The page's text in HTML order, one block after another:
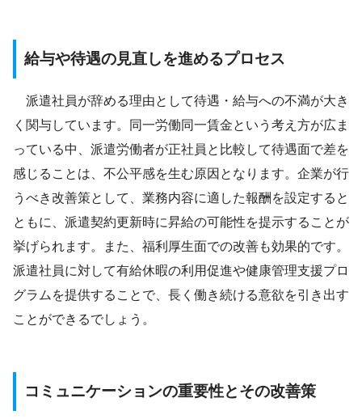
給与や待遇の見直しを進めるプロセス
派遣社員が辞める理由として待遇・給与への不満が大き
く関与しています。同一労働同一賃金という考え方が広ま
っている中、派遣労働者が正社員と比較して待遇面で差を
感じることは、不公平感を生む原因となります。企業が行
うべき改善策として、業務内容に適した報酬を設定すると
ともに、派遣契約更新時に昇給の可能性を提示することが
挙げられます。また、福利厚生面での改善も効果的です。
派遣社員に対して有給休暇の利用促進や健康管理支援プロ
グラムを提供することで、長く働き続ける意欲を引き出す
ことができるでしょう。
コミュニケーションの重要性とその改善策